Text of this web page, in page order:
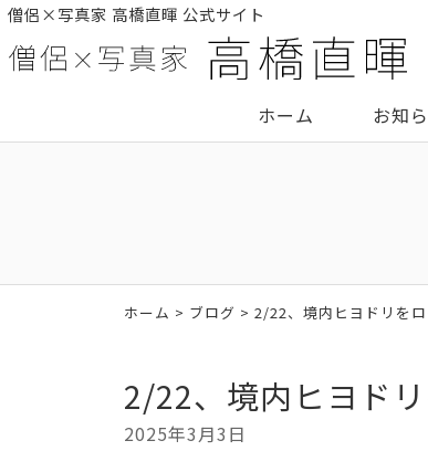
僧侶×写真家 高橋直暉 公式サイト
ホーム お知
ホーム > ブログ > 2/22、境内ヒヨドリをロ
2/22、境内ヒヨドリ
2025年3月3日